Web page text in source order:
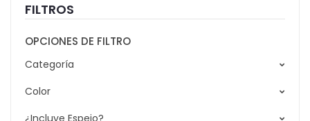
FILTROS
OPCIONES DE FILTRO
Categoría
Color